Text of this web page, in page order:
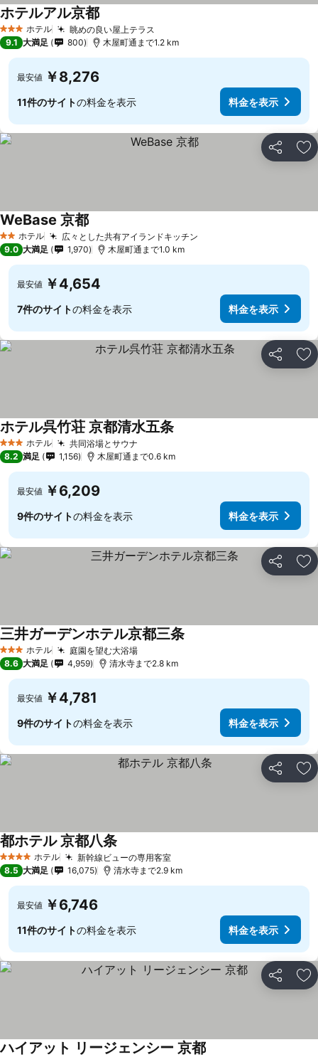
3 ホテルのランク
ホテル 眺めの良い屋上テラス
ホテルアル京都
9.1 大満足 800 木屋町通まで1.2 km
最安値 ￥8,276
11件のサイトの料金を表示 料金を表示
シェア お
2 ホテルのランク
ホテル 広々とした共有アイランドキッチン
WeBase 京都
9.0 大満足 1,970 木屋町通まで1.0 km
最安値 ￥4,654
7件のサイトの料金を表示 料金を表示
シェア お
3 ホテルのランク
ホテル 共同浴場とサウナ
ホテル呉竹荘 京都清水五条
8.2 満足 1,156 木屋町通まで0.6 km
最安値 ￥6,209
9件のサイトの料金を表示 料金を表示
シェア お
3 ホテルのランク
ホテル 庭園を望む大浴場
三井ガーデンホテル京都三条
8.6 大満足 4,959 清水寺まで2.8 km
最安値 ￥4,781
9件のサイトの料金を表示 料金を表示
シェア お
4 ホテルのランク
ホテル 新幹線ビューの専用客室
都ホテル 京都八条
8.5 大満足 16,075 清水寺まで2.9 km
最安値 ￥6,746
11件のサイトの料金を表示 料金を表示
シェア お
ハイアット リージェンシー 京都